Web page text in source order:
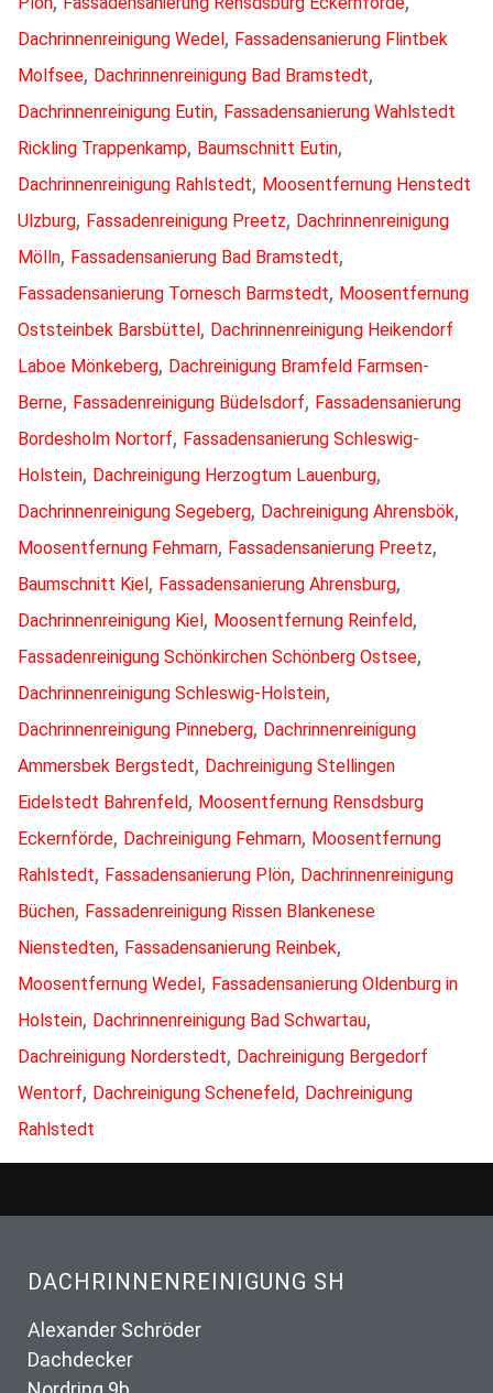
Dachrinnenreinigung Wedel, Fassadensanierung Flintbek
Molfsee, Dachrinnenreinigung Bad Bramstedt,
Dachrinnenreinigung Eutin, Fassadensanierung Wahlstedt
Rickling Trappenkamp, Baumschnitt Eutin,
Dachrinnenreinigung Rahlstedt, Moosentfernung Henstedt
Ulzburg, Fassadenreinigung Preetz, Dachrinnenreinigung
Mölln, Fassadensanierung Bad Bramstedt,
Fassadensanierung Tornesch Barmstedt, Moosentfernung
Oststeinbek Barsbüttel, Dachrinnenreinigung Heikendorf
Laboe Mönkeberg, Dachreinigung Bramfeld Farmsen-
Berne, Fassadenreinigung Büdelsdorf, Fassadensanierung
Bordesholm Nortorf, Fassadensanierung Schleswig-
Holstein, Dachreinigung Herzogtum Lauenburg,
Dachrinnenreinigung Segeberg, Dachreinigung Ahrensbök,
Moosentfernung Fehmarn, Fassadensanierung Preetz,
Baumschnitt Kiel, Fassadensanierung Ahrensburg,
Dachrinnenreinigung Kiel, Moosentfernung Reinfeld,
Fassadenreinigung Schönkirchen Schönberg Ostsee,
Dachrinnenreinigung Schleswig-Holstein,
Dachrinnenreinigung Pinneberg, Dachrinnenreinigung
Ammersbek Bergstedt, Dachreinigung Stellingen
Eidelstedt Bahrenfeld, Moosentfernung Rensdsburg
Eckernförde, Dachreinigung Fehmarn, Moosentfernung
Rahlstedt, Fassadensanierung Plön, Dachrinnenreinigung
Büchen, Fassadenreinigung Rissen Blankenese
Nienstedten, Fassadensanierung Reinbek,
Moosentfernung Wedel, Fassadensanierung Oldenburg in
Holstein, Dachrinnenreinigung Bad Schwartau,
Dachreinigung Norderstedt, Dachreinigung Bergedorf
Wentorf, Dachreinigung Schenefeld, Dachreinigung
Rahlstedt
DACHRINNENREINIGUNG SH
Alexander Schröder
Dachdecker